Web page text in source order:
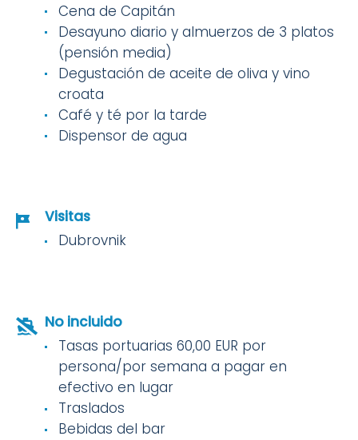
Cena de Capitán
Desayuno diario y almuerzos de 3 platos
(pensión media)
Degustación de aceite de oliva y vino
croata
Café y té por la tarde
Dispensor de agua
Visitas
Dubrovnik
No incluido
Tasas portuarias 60,00 EUR por
persona/por semana a pagar en
efectivo en lugar
Traslados
Bebidas del bar